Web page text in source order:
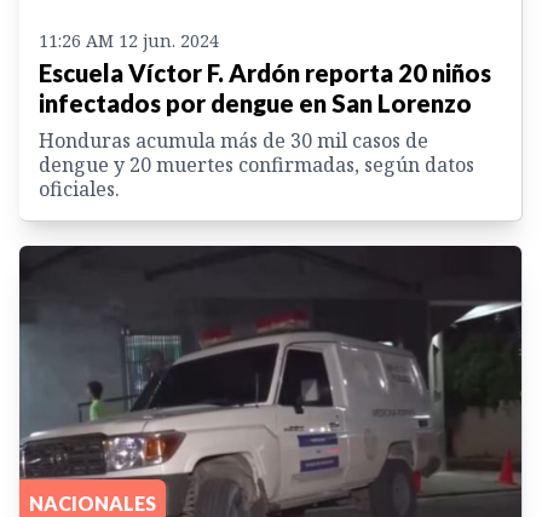
11:26 AM 12 jun. 2024
Escuela Víctor F. Ardón reporta 20 niños
infectados por dengue en San Lorenzo
Honduras acumula más de 30 mil casos de
dengue y 20 muertes confirmadas, según datos
oficiales.
NACIONALES